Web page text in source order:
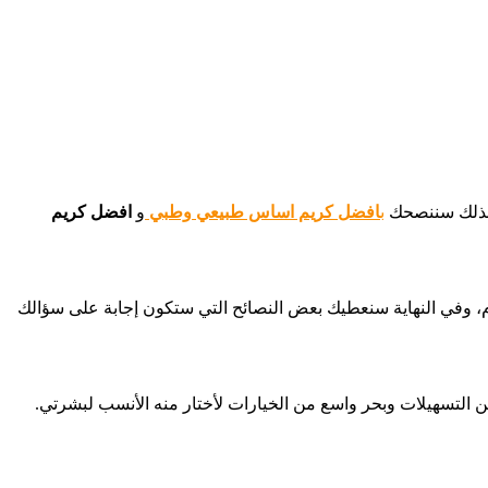
سننصحك بافضل كريم اساس طبيعي وطبي و افضل كريم
وفي النهاية سنعطيك بعض النصائح التي ستكون إجابة على سؤالك
التسهيلات وبحر واسع من الخيارات لأختار منه الأنسب لبشرتي.